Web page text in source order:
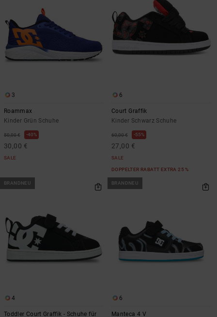
3
Roammax
Kinder Grün Schuhe
50,00 € 40%
30,00 €
SALE
6
Court Graffik
Kinder Schwarz Schuhe
60,00 € 55%
27,00 €
SALE
DOPPELTER RABATT EXTRA 25 %
BRANDNEU
4
Toddler Court Graffik - Schuhe für
BRANDNEU
6
Manteca 4 V